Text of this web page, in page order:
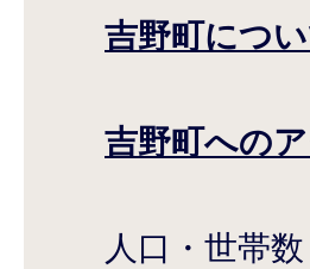
吉野町につ
吉野町への
人口・世帯数